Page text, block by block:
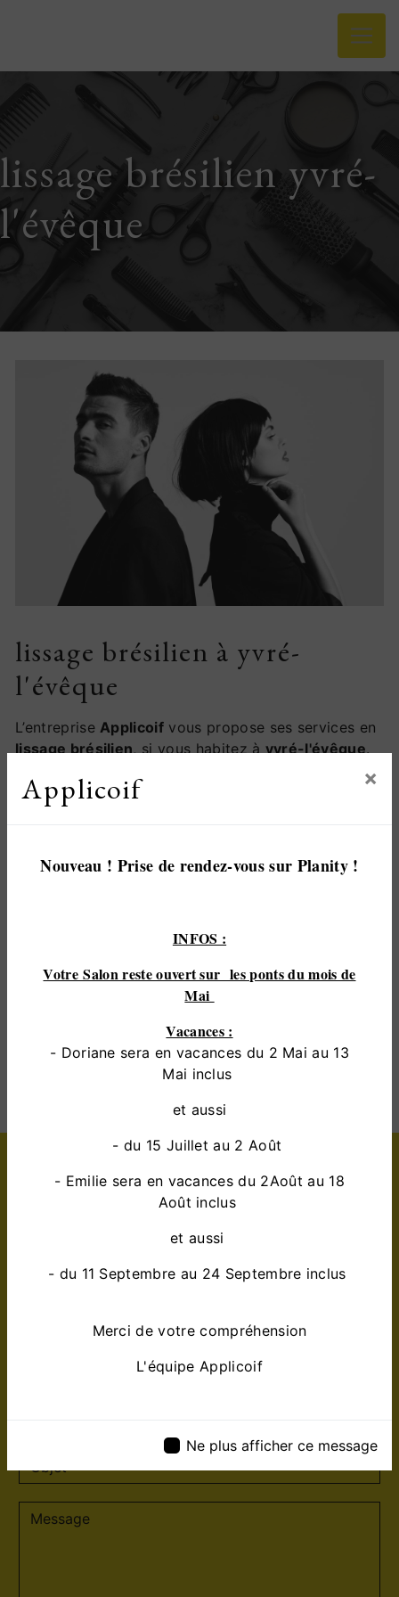
Applicoif ×
Nouveau ! Prise de rendez-vous sur Planity !
INFOS :
Votre Salon reste ouvert sur les ponts du mois de
Mai
Vacances :
- Doriane sera en vacances du 2 Mai au 13
Mai inclus
et aussi
- du 15 Juillet au 2 Août
- Emilie sera en vacances du 2Août au 18
Août inclus
et aussi
- du 11 Septembre au 24 Septembre inclus
Merci de votre compréhension
L'équipe Applicoif
Ne plus afficher ce message
lissage brésilien yvré-
l'évêque
lissage brésilien à yvré-
l'évêque
L’entrepriseApplicoif vous propose ses services en
lissage brésilien, si vous habitez àyvré-l'évêque.
faire de qualité, nous mettons tout en oeuvre pour
l’écoute de vos besoins. Si vous habitez à
yvré-
l'évêque , nous sommes à votre disposition pour
avant tout notre passion et le partager avec vous
notre équipe est qualifiée et travaille avec propreté
EN SAVOIR PLUS
Contactez nous